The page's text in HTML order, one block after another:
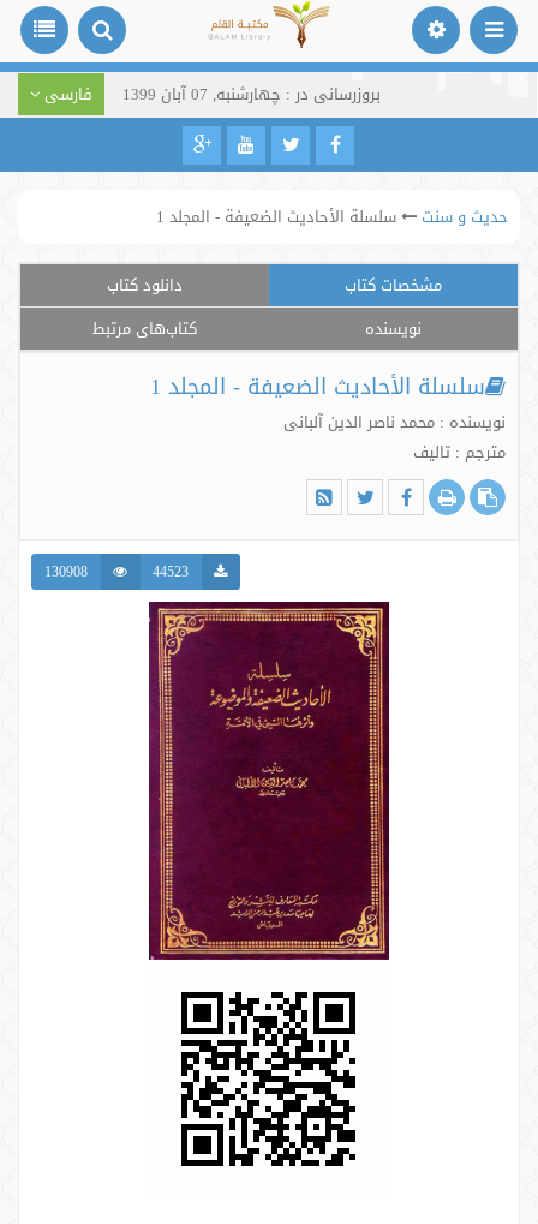
بروزرسانی در : چهارشنبه, 07 آبان 1399 فارسی
حدیث و سنت سلسلة الأحاديث الضعيفة - المجلد 1
مشخصات کتاب
دانلود کتاب
نویسنده
کتاب‌های مرتبط
سلسلة الأحاديث الضعيفة - المجلد 1
نویسنده : محمد ناصر الدین آلبانی
مترجم : تالیف
44523
130908